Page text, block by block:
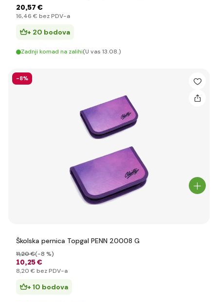
20,57 €
16,46 € bez PDV-a
+ 20 bodova
Zadnji komad na zalihi(U vas 13.08.)
-8%
Školska pernica Topgal PENN 20008 G
10,25 €
11,20 €(-8 %)
8,20 € bez PDV-a
+ 10 bodova